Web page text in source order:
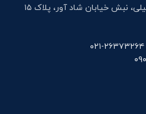
آدرس دفتر: خیابان مقدس اردبیلی، نبش خیابان شاد آور، پلاک ۱۵